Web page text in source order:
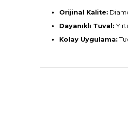
Orijinal Kalite:
Dayanıklı Tuval:
Kolay Uygulama: